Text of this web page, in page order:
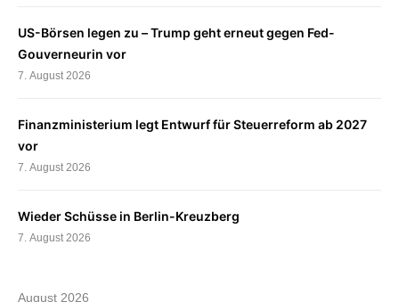
US-Börsen legen zu – Trump geht erneut gegen Fed-
Gouverneurin vor
7. August 2026
Finanzministerium legt Entwurf für Steuerreform ab 2027
vor
7. August 2026
Wieder Schüsse in Berlin-Kreuzberg
7. August 2026
August 2026